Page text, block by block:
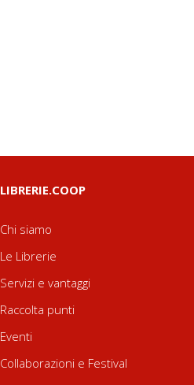
LIBRERIE.COOP
Chi siamo
Le Librerie
Servizi e vantaggi
Raccolta punti
Eventi
Collaborazioni e Festival